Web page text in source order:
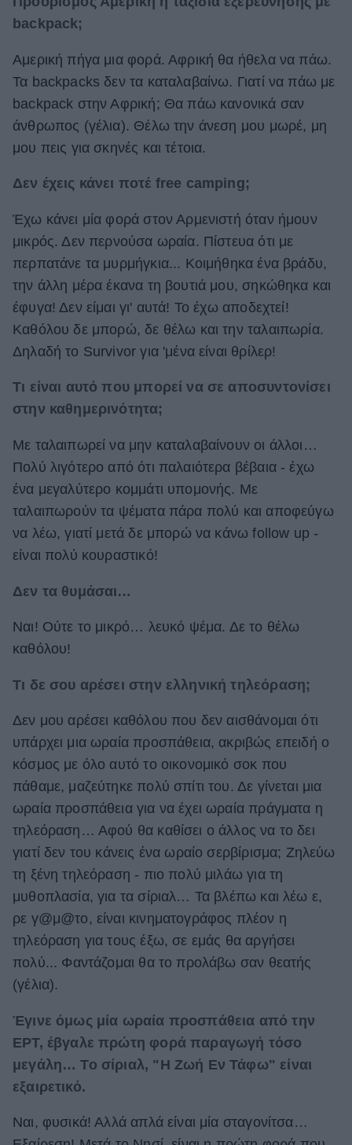
backpack;
Αμερική πήγα μια φορά. Αφρική θα ήθελα να πάω.
Τα backpacks δεν τα καταλαβαίνω. Γιατί να πάω με
backpack στην Αφρική; Θα πάω κανονικά σαν
άνθρωπος (γέλια). Θέλω την άνεση μου μωρέ, μη
μου πεις για σκηνές και τέτοια.
Δεν έχεις κάνει ποτέ free camping;
Έχω κάνει μία φορά στον Αρμενιστή όταν ήμουν
μικρός. Δεν περνούσα ωραία. Πίστευα ότι με
περπατάνε τα μυρμήγκια... Κοιμήθηκα ένα βράδυ,
την άλλη μέρα έκανα τη βουτιά μου, σηκώθηκα και
έφυγα! Δεν είμαι γι' αυτά! Το έχω αποδεχτεί!
Καθόλου δε μπορώ, δε θέλω και την ταλαιπωρία.
Δηλαδή το Survivor για 'μένα είναι θρίλερ!
Τι είναι αυτό που μπορεί να σε αποσυντονίσει
στην καθημερινότητα;
Με ταλαιπωρεί να μην καταλαβαίνουν οι άλλοι…
Πολύ λιγότερο από ότι παλαιότερα βέβαια - έχω
ένα μεγαλύτερο κομμάτι υπομονής. Με
ταλαιπωρούν τα ψέματα πάρα πολύ και αποφεύγω
να λέω, γιατί μετά δε μπορώ να κάνω follow up -
είναι πολύ κουραστικό!
Δεν τα θυμάσαι…
Ναι! Ούτε το μικρό… λευκό ψέμα. Δε το θέλω
καθόλου!
Τι δε σου αρέσει στην ελληνική τηλεόραση;
Δεν μου αρέσει καθόλου που δεν αισθάνομαι ότι
υπάρχει μια ωραία προσπάθεια, ακριβώς επειδή ο
κόσμος με όλο αυτό το οικονομικό σοκ που
πάθαμε, μαζεύτηκε πολύ σπίτι του. Δε γίνεται μια
ωραία προσπάθεια για να έχει ωραία πράγματα η
τηλεόραση… Αφού θα καθίσει ο άλλος να το δει
γιατί δεν του κάνεις ένα ωραίο σερβίρισμα; Ζηλεύω
τη ξένη τηλεόραση - πιο πολύ μιλάω για τη
μυθοπλασία, για τα σίριαλ… Τα βλέπω και λέω ε,
ρε γ@μ@το, είναι κινηματογράφος πλέον η
τηλεόραση για τους έξω, σε εμάς θα αργήσει
πολύ... Φαντάζομαι θα το προλάβω σαν θεατής
(γέλια).
Έγινε όμως μία ωραία προσπάθεια από την
ΕΡΤ, έβγαλε πρώτη φορά παραγωγή τόσο
μεγάλη… Το σίριαλ, "Η Ζωή Εν Τάφω" είναι
εξαιρετικό.
Ναι, φυσικά! Αλλά απλά είναι μία σταγονίτσα…